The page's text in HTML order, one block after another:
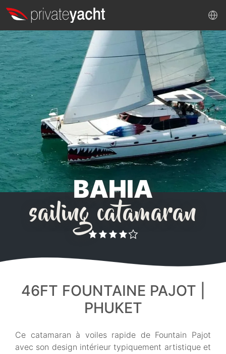
BAHIA
sailing catamaran
46FT FOUNTAINE PAJOT |
PHUKET
Ce catamaran à voiles rapide de Fountain Pajot
avec son design intérieur typiquement artistique et